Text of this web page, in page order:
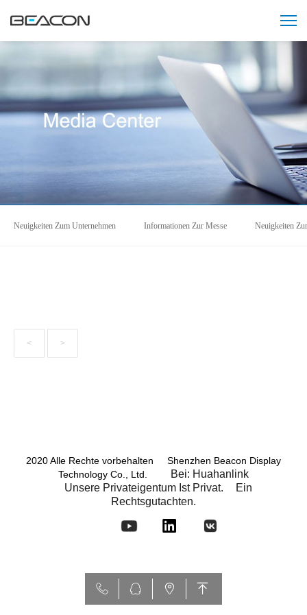
Neuigkeiten Zum Unternehmen Informationen Zur Messe Neuigkeiten
< >
2020 Alle Rechte vorbehalten Shenzhen Beacon Display
Technology Co., Ltd.
Bei: Huahanlink
Unsere Privateigentum Ist Privat.
Ein
Rechtsgutachten.